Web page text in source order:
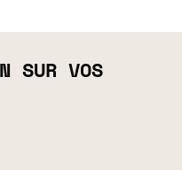
SUR VOS